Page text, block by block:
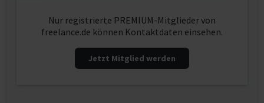
Nur registrierte PREMIUM-Mitglieder von
freelance.de können Kontaktdaten einsehen.
Jetzt Mitglied werden